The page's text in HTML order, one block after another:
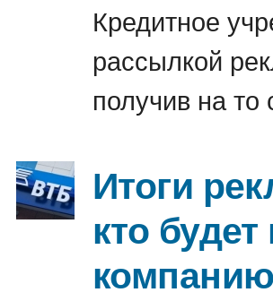
Кредитное
рассылкой
получив на то
Итоги
кто